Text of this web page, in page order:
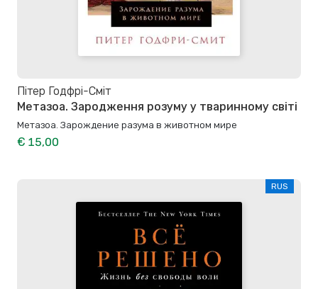
Пітер Годфрі-Сміт
Метазоа. Зародження розуму у тваринному світі
Метазоа. Зарождение разума в животном мире
€ 15,00
RUS